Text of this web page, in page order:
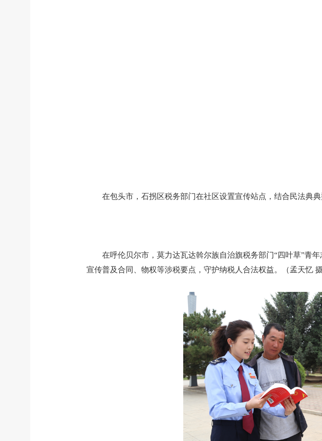
在包头市，石拐区税务部门在社区设置宣传站点，结合民法典
在呼伦贝尔市，莫力达瓦达斡尔族自治旗税务部门“四叶草”青
宣传普及合同、物权等涉税要点，守护纳税人合法权益。（孟天忆 摄